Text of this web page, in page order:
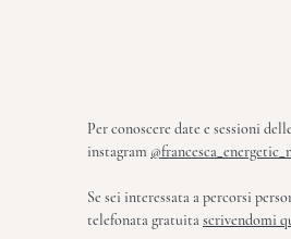
Per conoscere date e sessioni
instagram
Se sei interessata a percorsi
telefonata gratuitascrivendomi